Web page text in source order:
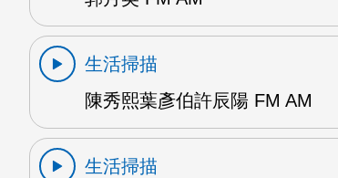
生活掃描
陳秀熙葉彥伯許辰陽 FM AM
生活掃描